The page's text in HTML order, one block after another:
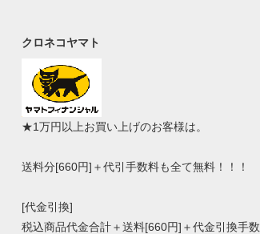
クロネコヤマト
★1万円以上お買い上げのお客様は。
送料分[660円]＋代引手数料も全て無料！！！
[代金引換]
税込商品代金合計＋送料[660円]＋代金引換手数